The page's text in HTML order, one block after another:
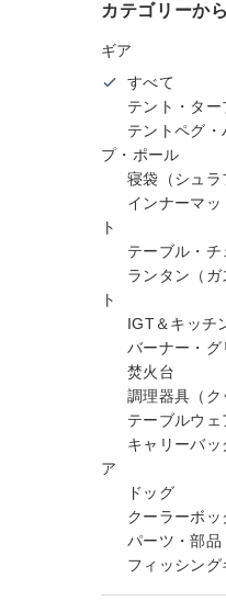
カテゴリーか
ギア
すべて
テント・タ
テントペグ
プ・ポール
寝袋（シュラ
インナーマ
ト
テーブル・チ
ランタン（ガ
ト
IGT＆キッチ
バーナー・グ
焚火台
調理器具（ク
テーブルウェ
キャリーバ
ア
ドッグ
クーラーボッ
パーツ・部品
フィッシング